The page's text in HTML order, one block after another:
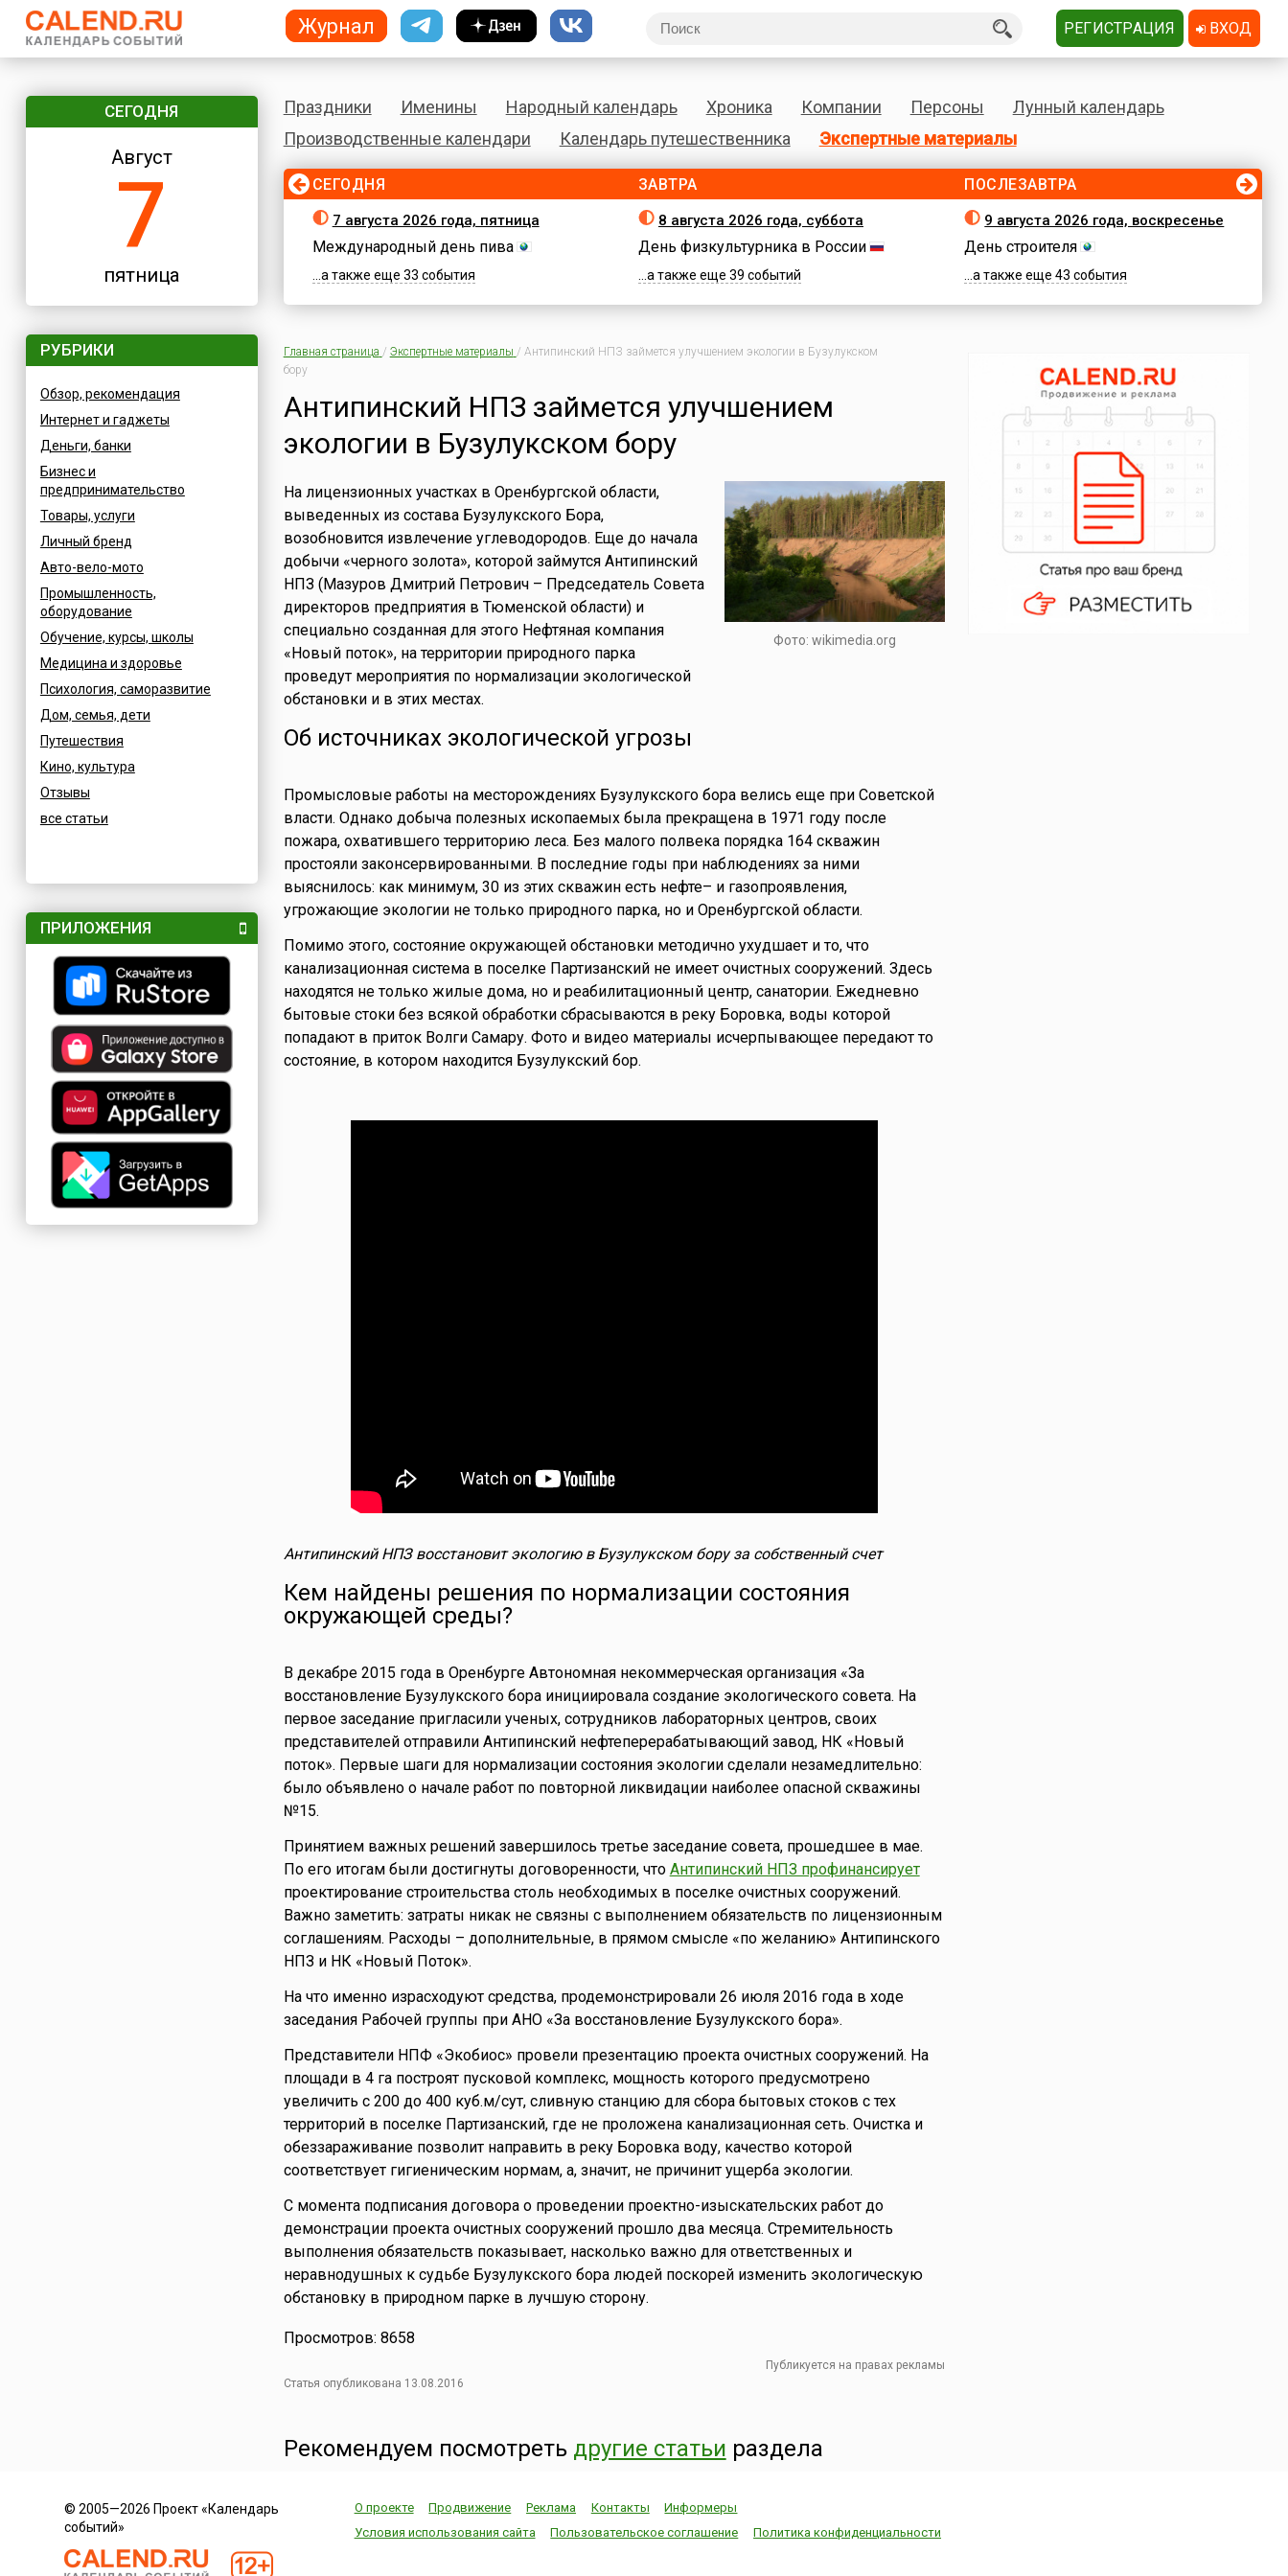
СЕГОДНЯ
Август
7
пятница
РУБРИКИ
Обзор, рекомендация
Интернет и гаджеты
Деньги, банки
Бизнес и
предпринимательство
Товары, услуги
Личный бренд
Авто-вело-мото
Промышленность,
оборудование
Обучение, курсы, школы
Медицина и здоровье
Психология, саморазвитие
Дом, семья, дети
Путешествия
Кино, культура
Отзывы
все статьи
ПРИЛОЖЕНИЯ
Праздники Именины Народный календарь Хроника Компании Персоны
Лунный календарь
Производственные календари
Календарь путешественника Экспертные материалы
СЕГОДНЯ
7 августа 2026 года, пятница
Международный день пива
...а также еще 33 события
ЗАВТРА
8 августа 2026 года, суббота
День физкультурника в России
...а также еще 39 событий
ПОСЛЕЗАВТРА
9 августа 2026 года, воскресенье
День строителя
...а также еще 43 события
Главная страница / Экспертные материалы / Антипинский НПЗ займется улучшением экологии в Бузулукском
бору
Антипинский НПЗ займется улучшением
экологии в Бузулукском бору
Фото: wikimedia.org
На лицензионных участках в Оренбургской области,
выведенных из состава Бузулукского Бора,
возобновится извлечение углеводородов. Еще до начала
добычи «черного золота», которой займутся Антипинский
НПЗ (Мазуров Дмитрий Петрович – Председатель Совета
директоров предприятия в Тюменской области) и
специально созданная для этого Нефтяная компания
«Новый поток», на территории природного парка
проведут мероприятия по нормализации экологической
обстановки и в этих местах.
Об источниках экологической угрозы
Промысловые работы на месторождениях Бузулукского бора велись еще при Советской
власти. Однако добыча полезных ископаемых была прекращена в 1971 году после
пожара, охватившего территорию леса. Без малого полвека порядка 164 скважин
простояли законсервированными. В последние годы при наблюдениях за ними
выяснилось: как минимум, 30 из этих скважин есть нефте– и газопроявления,
угрожающие экологии не только природного парка, но и Оренбургской области.
Помимо этого, состояние окружающей обстановки методично ухудшает и то, что
канализационная система в поселке Партизанский не имеет очистных сооружений. Здесь
находятся не только жилые дома, но и реабилитационный центр, санатории. Ежедневно
бытовые стоки без всякой обработки сбрасываются в реку Боровка, воды которой
попадают в приток Волги Самару. Фото и видео материалы исчерпывающее передают то
состояние, в котором находится Бузулукский бор.
Антипинский НПЗ восстановит экологию в Бузулукском бору за собственный счет
Кем найдены решения по нормализации состояния
окружающей среды?
В декабре 2015 года в Оренбурге Автономная некоммерческая организация «За
восстановление Бузулукского бора инициировала создание экологического совета. На
первое заседание пригласили ученых, сотрудников лабораторных центров, своих
представителей отправили Антипинский нефтеперерабатывающий завод, НК «Новый
поток». Первые шаги для нормализации состояния экологии сделали незамедлительно:
было объявлено о начале работ по повторной ликвидации наиболее опасной скважины
№15.
Принятием важных решений завершилось третье заседание совета, прошедшее в мае.
По его итогам были достигнуты договоренности, что Антипинский НПЗ профинансирует
проектирование строительства столь необходимых в поселке очистных сооружений.
Важно заметить: затраты никак не связны с выполнением обязательств по лицензионным
соглашениям. Расходы – дополнительные, в прямом смысле «по желанию» Антипинского
НПЗ и НК «Новый Поток».
На что именно израсходуют средства, продемонстрировали 26 июля 2016 года в ходе
заседания Рабочей группы при АНО «За восстановление Бузулукского бора».
Представители НПФ «Экобиос» провели презентацию проекта очистных сооружений. На
площади в 4 га построят пусковой комплекс, мощность которого предусмотрено
увеличить с 200 до 400 куб.м/сут, сливную станцию для сбора бытовых стоков с тех
территорий в поселке Партизанский, где не проложена канализационная сеть. Очистка и
обеззараживание позволит направить в реку Боровка воду, качество которой
соответствует гигиеническим нормам, а, значит, не причинит ущерба экологии.
С момента подписания договора о проведении проектно-изыскательских работ до
демонстрации проекта очистных сооружений прошло два месяца. Стремительность
выполнения обязательств показывает, насколько важно для ответственных и
неравнодушных к судьбе Бузулукского бора людей поскорей изменить экологическую
обстановку в природном парке в лучшую сторону.
Просмотров: 8658
Публикуется на правах рекламы
Статья опубликована 13.08.2016
Рекомендуем посмотреть другие статьи раздела
© 2005—2026 Проект «Календарь
событий»
О проекте Продвижение Реклама Контакты
Информеры
Условия использования сайта
Пользовательское соглашение Политика конфиденциальности
Журнал РЕГИСТРАЦИЯ ВХОД